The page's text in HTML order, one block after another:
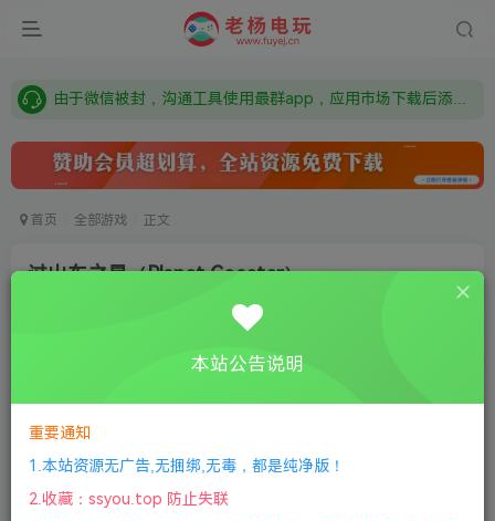
需要什么游戏请联系客服，若链接失效请联系客服，百度网盘边上的激活码也是解压密码
由于微信被封，沟通工具使用最群app，应用市场下载后添加好友：Y9FA49 以后用最群交流解决问题。不再使用微信！
首页 全部游戏 正文
过山车之星（Planet Coaster）
①下载安装教程 ②下载安装视频教程 ③ 游戏运行
版本介绍：v1.13.2完整版|容量11.5GB|官方简体中文|支持
键盘.鼠标|赠音乐原声|赠多项修改器(配合旧版游戏)|赠外送
本站公告说明
重要通知
1.本站资源无广告,无捆绑,无毒，都是纯净版！
2.收藏：ssyou.top 防止失联